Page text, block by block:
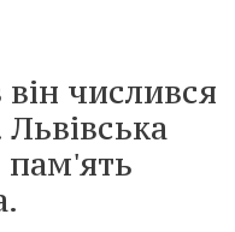
числився
пам'ять